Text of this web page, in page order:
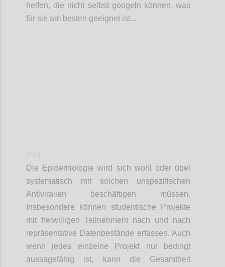
helfen, die nicht selbst googeln können, was
für sie am besten geeignet ist...
Die Epidemiologie wird sich wohl oder übel
systematisch mit solchen unspezifischen
Antiviralien beschäftigen müssen.
Insbesondere können studentische Projekte
mit freiwilligen Teilnehmern nach und nach
repräsentative Datenbestände erfassen. Auch
wenn jedes einzelne Projekt nur bedingt
aussagefähig ist, kann die Gesamtheit